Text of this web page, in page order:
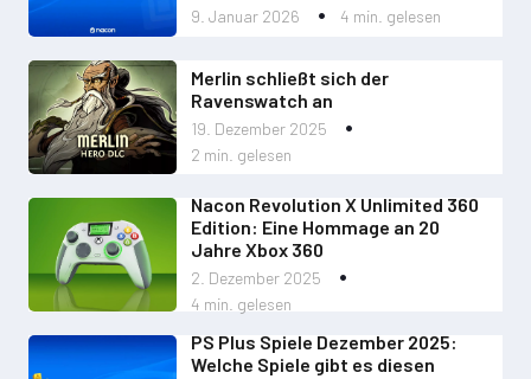
9. Januar 2026 4 min. gelesen
19. Dezember 2025
2 min. gelesen
Merlin schließt sich der
Ravenswatch an
2. Dezember 2025
4 min. gelesen
Nacon Revolution X Unlimited 360
Edition: Eine Hommage an 20
Jahre Xbox 360
PS Plus Spiele Dezember 2025:
Welche Spiele gibt es diesen